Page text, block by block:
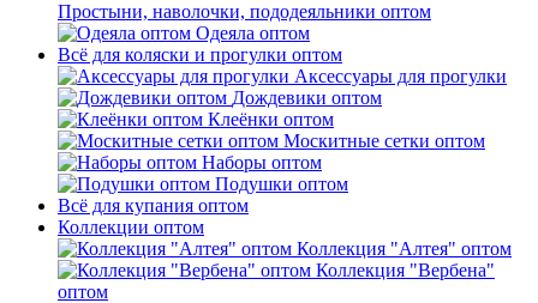
Простыни, наволочки, пододеяльники оптом
Одеяла оптом
Всё для коляски и прогулки оптом
Аксессуары для прогулки
Дождевики оптом
Клеёнки оптом
Москитные сетки оптом
Наборы оптом
Подушки оптом
Всё для купания оптом
Коллекции оптом
Коллекция "Алтея" оптом
Коллекция "Вербена"
оптом